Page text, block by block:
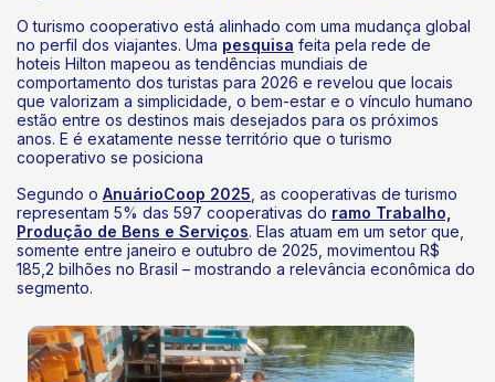
O turismo cooperativo está alinhado com uma mudança global
no perfil dos viajantes. Uma pesquisa feita pela rede de
hoteis Hilton mapeou as tendências mundiais de
comportamento dos turistas para 2026 e revelou que locais
que valorizam a simplicidade, o bem-estar e o vínculo humano
estão entre os destinos mais desejados para os próximos
anos. E é exatamente nesse território que o turismo
cooperativo se posiciona
Segundo o AnuárioCoop 2025 , as cooperativas de turismo
representam 5% das 597 cooperativas do ramo Trabalho,
Produção de Bens e Serviços. Elas atuam em um setor que,
somente entre janeiro e outubro de 2025, movimentou R$
185,2 bilhões no Brasil – mostrando a relevância econômica do
segmento.